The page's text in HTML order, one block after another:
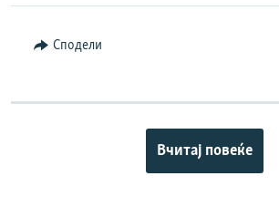
Сподели
Вчитај повеќе